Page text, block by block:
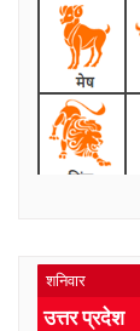
शनिवार
उत्तर प्रदेश